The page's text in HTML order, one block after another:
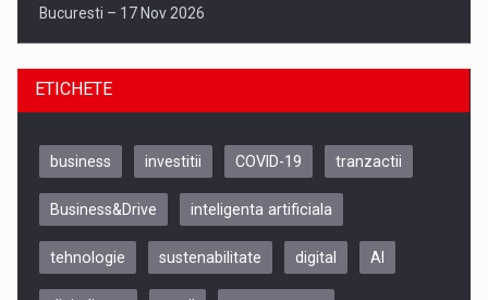
Bucuresti – 17 Nov 2026
ETICHETE
business investitii COVID-19 tranzactii
Business&Drive inteligenta artificiala
tehnologie sustenabilitate digital AI